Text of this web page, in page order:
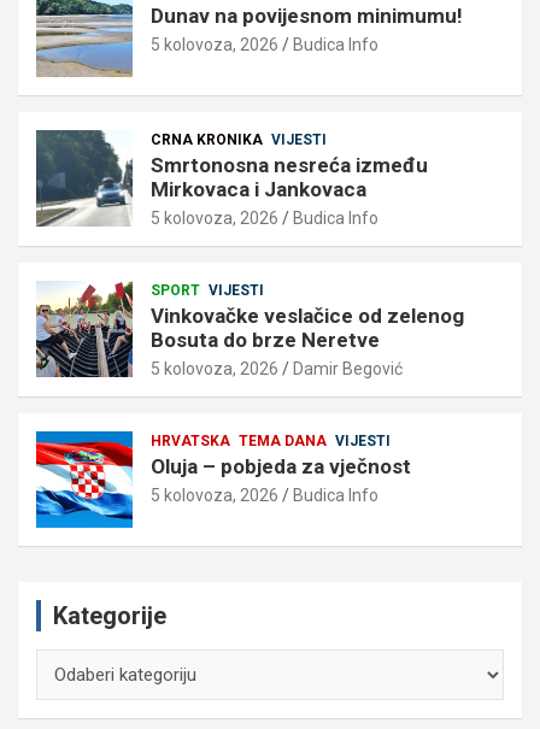
Dunav na povijesnom minimumu!
5 kolovoza, 2026 Budica Info
CRNA KRONIKA VIJESTI
Smrtonosna nesreća između
Mirkovaca i Jankovaca
5 kolovoza, 2026 Budica Info
SPORT VIJESTI
Vinkovačke veslačice od zelenog
Bosuta do brze Neretve
5 kolovoza, 2026 Damir Begović
HRVATSKA TEMA DANA VIJESTI
Oluja – pobjeda za vječnost
5 kolovoza, 2026 Budica Info
Kategorije